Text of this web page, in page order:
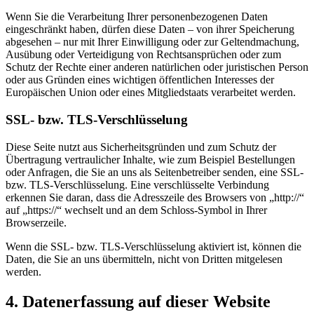
Wenn Sie die Verarbeitung Ihrer personenbezogenen Daten
eingeschränkt haben, dürfen diese Daten – von ihrer Speicherung
abgesehen – nur mit Ihrer Einwilligung oder zur Geltendmachung,
Ausübung oder Verteidigung von Rechtsansprüchen oder zum
Schutz der Rechte einer anderen natürlichen oder juristischen Person
oder aus Gründen eines wichtigen öffentlichen Interesses der
Europäischen Union oder eines Mitgliedstaats verarbeitet werden.
SSL- bzw. TLS-Verschlüsselung
Diese Seite nutzt aus Sicherheitsgründen und zum Schutz der
Übertragung vertraulicher Inhalte, wie zum Beispiel Bestellungen
oder Anfragen, die Sie an uns als Seitenbetreiber senden, eine SSL-
bzw. TLS-Verschlüsselung. Eine verschlüsselte Verbindung
erkennen Sie daran, dass die Adresszeile des Browsers von „http://“
auf „https://“ wechselt und an dem Schloss-Symbol in Ihrer
Browserzeile.
Wenn die SSL- bzw. TLS-Verschlüsselung aktiviert ist, können die
Daten, die Sie an uns übermitteln, nicht von Dritten mitgelesen
werden.
4. Datenerfassung auf dieser Website